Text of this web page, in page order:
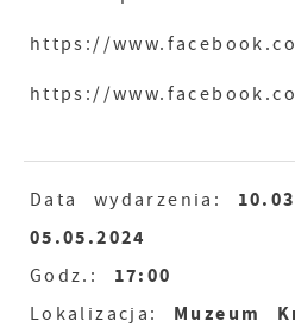
https://
https://
Data wydarzenia:
05.05.2024
Godz.: 17:00
Lokalizacja:
Muzeum